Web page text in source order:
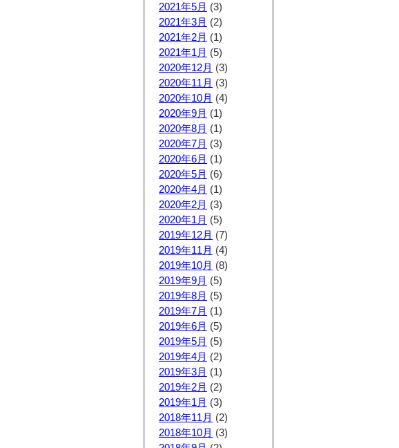
2021年5月 (3)
2021年3月 (2)
2021年2月 (1)
2021年1月 (5)
2020年12月 (3)
2020年11月 (3)
2020年10月 (4)
2020年9月 (1)
2020年8月 (1)
2020年7月 (3)
2020年6月 (1)
2020年5月 (6)
2020年4月 (1)
2020年2月 (3)
2020年1月 (5)
2019年12月 (7)
2019年11月 (4)
2019年10月 (8)
2019年9月 (5)
2019年8月 (5)
2019年7月 (1)
2019年6月 (5)
2019年5月 (5)
2019年4月 (2)
2019年3月 (1)
2019年2月 (2)
2019年1月 (3)
2018年11月 (2)
2018年10月 (3)